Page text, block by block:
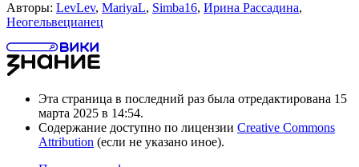
Авторы: LevLev, MariyaL, Simba16, Ирина Рассадина,
Неогельвецианец
Эта страница в последний раз была отредактирована 15
марта 2025 в 14:54.
Содержание доступно по лицензии Creative Commons
Attribution (если не указано иное).